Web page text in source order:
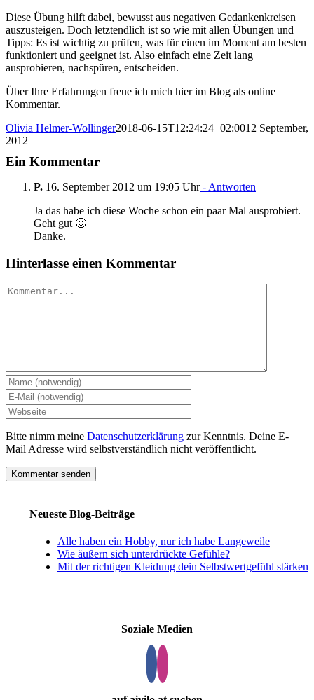
Diese Übung hilft dabei, bewusst aus negativen Gedankenkreisen
auszusteigen. Doch letztendlich ist so wie mit allen Übungen und
Tipps: Es ist wichtig zu prüfen, was für einen im Moment am besten
funktioniert und geeignet ist. Also einfach eine Zeit lang
ausprobieren, nachspüren, entscheiden.
Über Ihre Erfahrungen freue ich mich hier im Blog als online
Kommentar.
Olivia Helmer-Wollinger2018-06-15T12:24:24+02:0012 September,
2012|
Ein Kommentar
P. 16. September 2012 um 19:05 Uhr- Antworten
Ja das habe ich diese Woche schon ein paar Mal ausprobiert.
Geht gut 🙂
Danke.
Hinterlasse einen Kommentar
Kommentar
Bitte nimm meine Datenschutzerklärung zur Kenntnis. Deine E-
Mail Adresse wird selbstverständlich nicht veröffentlicht.
Neueste Blog-Beiträge
Alle haben ein Hobby, nur ich habe Langeweile
Wie äußern sich unterdrückte Gefühle?
Mit der richtigen Kleidung dein Selbstwertgefühl stärken
Soziale Medien